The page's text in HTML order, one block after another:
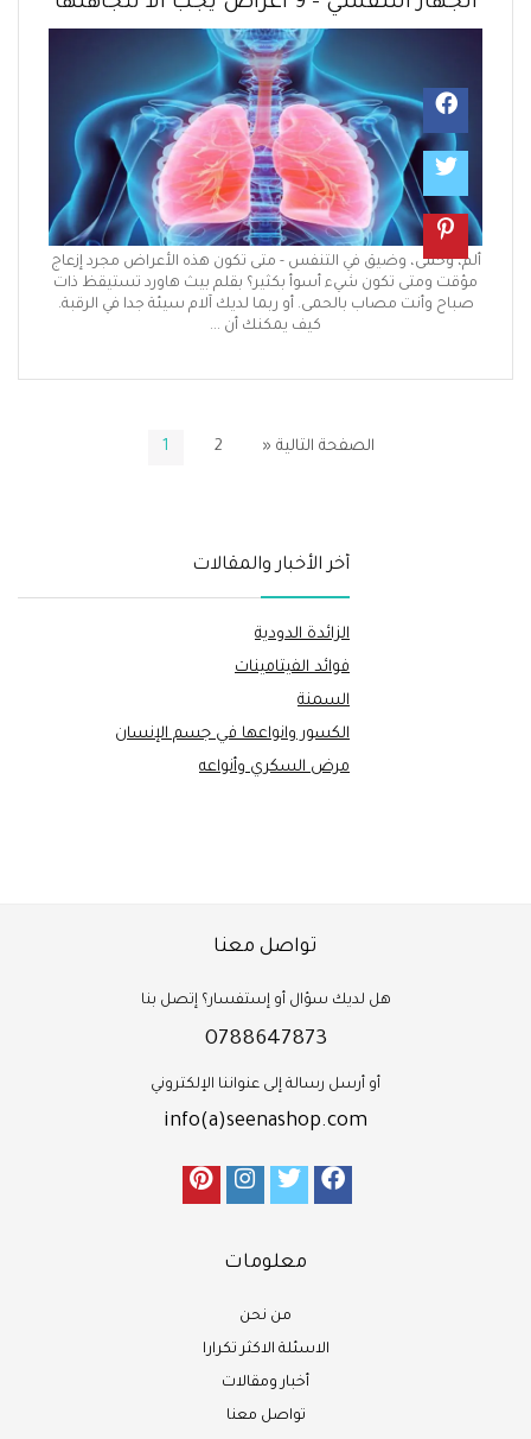
وحمى، وضيق في التنفس - متى تكون هذه الأعراض مجرد إزعاج
ومتى تكون شيء أسوأ بكثير؟ بقلم بيث هاورد تستيقظ ذات
وأنت مصاب بالحمى. أو ربما لديك آلام سيئة جدا في الرقبة.
كيف يمكنك أن ...
2 الصفحة التالية «
أخر الأخبار والمقالات
الزائدة الدودية
فوائد الفيتامينات
الكسور وانواعها في جسم الإنسان
مرض السكري وأنواعه
تواصل معنا
هل لديك سؤال أو إستفسار؟ إتصل بنا
0788647873
أو أرسل رسالة إلى عنواننا الإلكتروني
info(a)seenashop.com
معلومات
الاسئلة الاكثر تكرارا
أخبار ومقالات
تواصل معنا